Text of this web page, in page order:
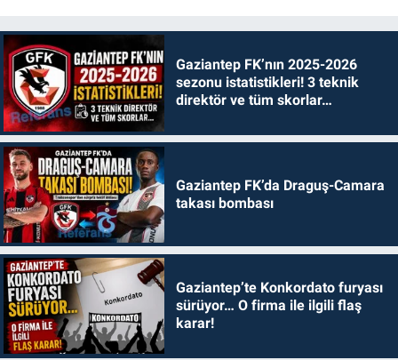
Gaziantep FK’nın 2025-2026
sezonu istatistikleri! 3 teknik
direktör ve tüm skorlar…
Gaziantep FK’da Draguş-Camara
takası bombası
Gaziantep’te Konkordato furyası
sürüyor… O firma ile ilgili flaş
karar!